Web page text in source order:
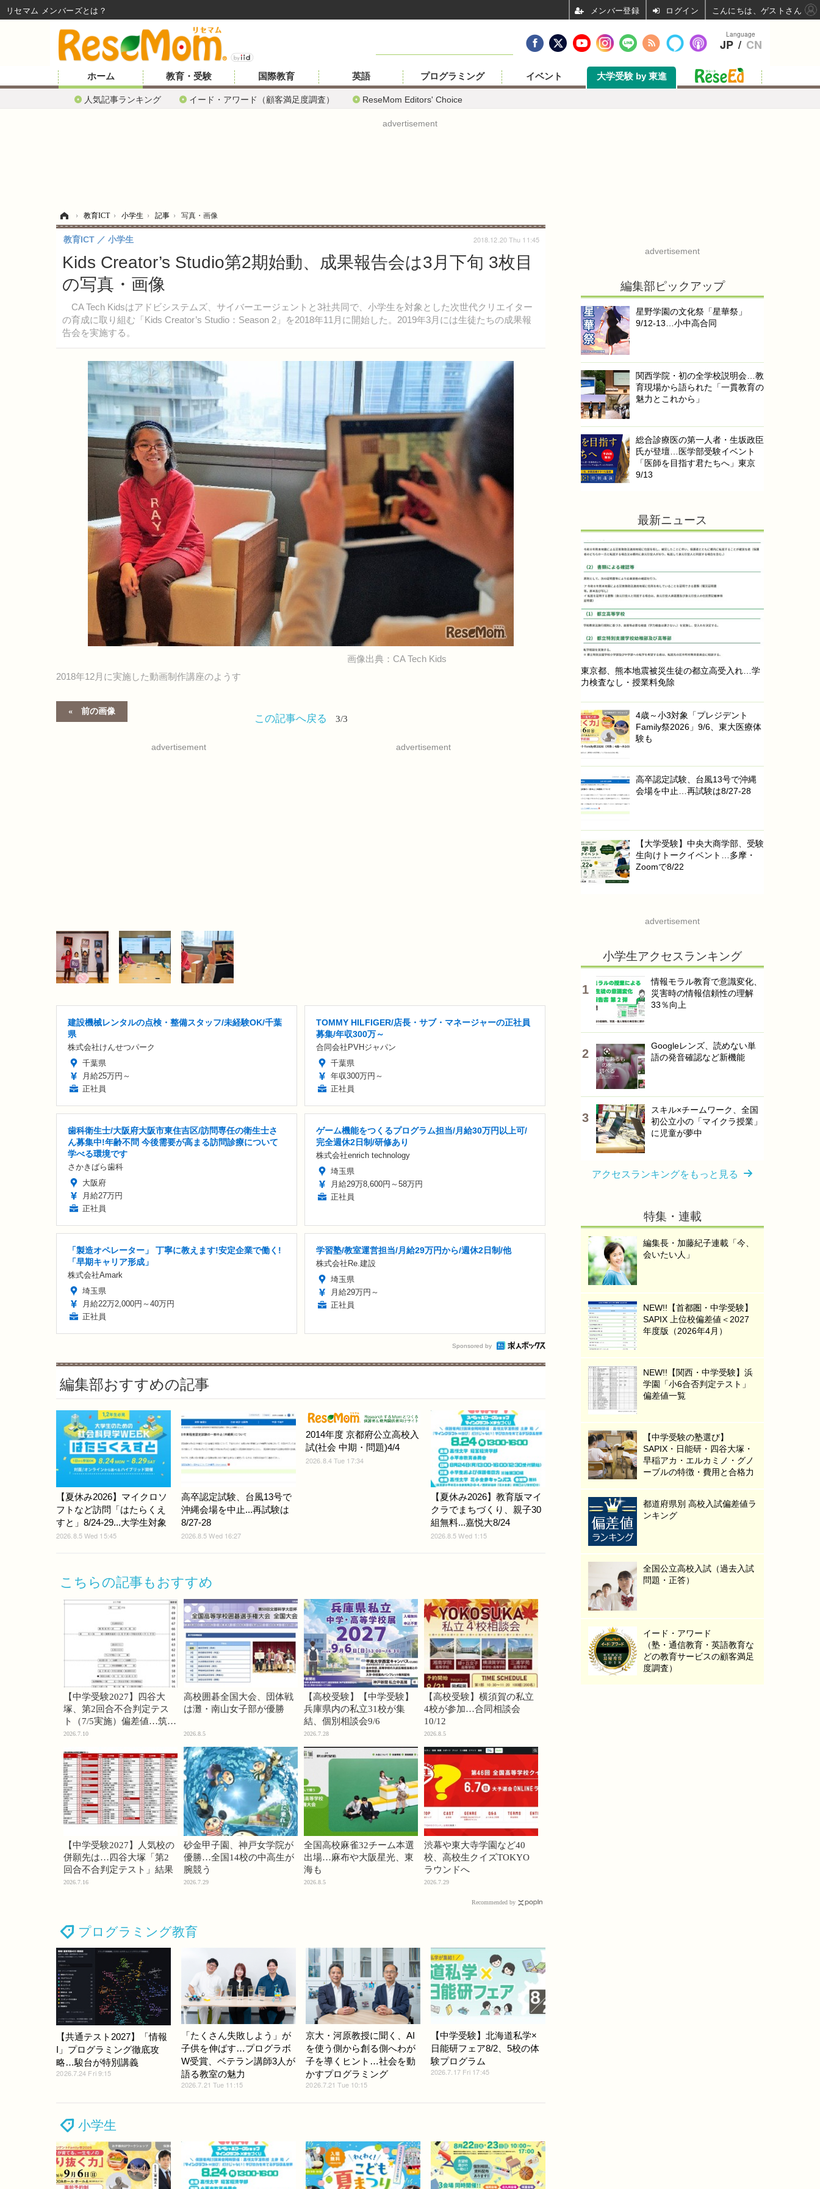
ホーム
人気記事ランキング イード・アワード（顧客満足度調査） ReseMom Editors' Choice
教育・受験 国際教育 英語 プログラミング イベント 大学受験 by 東進
advertisement
› 教育ICT › 小学生 › 記事 › 写真・画像
Kids Creator’s Studio第2期始動、成果報告会は3月下旬 3枚目
の写真・画像
CA Tech Kidsはアドビシステムズ、サイバーエージェントと3社共同で、小学生を対象とした次世代クリエイター
の育成に取り組む「Kids Creator’s Studio：Season 2」を2018年11月に開始した。2019年3月には生徒たちの成果報
告会を実施する。
教育ICT 小学生 2018.12.20 Thu 11:45
画像出典：CA Tech Kids
2018年12月に実施した動画制作講座のようす
前の画像
この記事へ戻る 3/3
advertisement advertisement
建設機械レンタルの点検・整備スタッフ/未経験OK/千葉
県
株式会社けんせつパーク
千葉県
月給25万円～
正社員
TOMMY HILFIGER/店長・サブ・マネージャーの正社員
募集/年収300万～
合同会社PVHジャパン
千葉県
年収300万円～
正社員
歯科衛生士/大阪府大阪市東住吉区/訪問専任の衛生士さ
ん募集中!年齢不問 今後需要が高まる訪問診療について
学べる環境です
さかきばら歯科
大阪府
月給27万円
正社員
ゲーム機能をつくるプログラム担当/月給30万円以上可/
完全週休2日制/研修あり
株式会社enrich technology
埼玉県
月給29万8,600円～58万円
正社員
「製造オペレーター」 丁寧に教えます!安定企業で働く!
「早期キャリア形成」
株式会社Amark
埼玉県
月給22万2,000円～40万円
正社員
学習塾/教室運営担当/月給29万円から/週休2日制/他
株式会社Re.建設
埼玉県
月給29万円～
正社員
Sponsored by
編集部おすすめの記事
【夏休み2026】マイクロソ
フトなど訪問「はたらくえ
すと」8/24-29...大学生対象
2026.8.5 Wed 15:45
高卒認定試験、台風13号で
沖縄会場を中止...再試験は
8/27-28
2026.8.5 Wed 16:27
2014年度 京都府公立高校入
試(社会 中期・問題)4/4
2026.8.4 Tue 17:34
【夏休み2026】教育版マイ
クラでまちづくり、親子30
組無料...嘉悦大8/24
2026.8.5 Wed 1:15
こちらの記事もおすすめ
【中学受験2027】四谷大
塚、第2回合不合判定テス
ト（7/5実施）偏差値…筑駒
74・桜蔭70＜PR＞
2026.7.10
高校囲碁全国大会、団体戦
は灘・南山女子部が優勝
2026.8.5
【高校受験】【中学受験】
兵庫県内の私立31校が集
結、個別相談会9/6
2026.7.28
【高校受験】横須賀の私立
4校が参加…合同相談会
10/12
2026.8.5
【中学受験2027】人気校の
併願先は…四谷大塚「第2
回合不合判定テスト」結果
2026.7.16
砂金甲子園、神戸女学院が
優勝…全国14校の中高生が
腕競う
2026.7.29
全国高校麻雀32チーム本選
出場…麻布や大阪星光、東
海も
2026.8.5
渋幕や東大寺学園など40
校、高校生クイズTOKYO
ラウンドへ
2026.7.29
Recommended by
プログラミング教育
【共通テスト2027】「情報
I」プログラミング徹底攻
略…駿台が特別講義
2026.7.24 Fri 9:15
「たくさん失敗しよう」が
子供を伸ばす…プログラボ
W受賞、ベテラン講師3人が
語る教室の魅力
2026.7.21 Tue 11:15
京大・河原教授に聞く、AI
を使う側から創る側へわが
子を導くヒント…社会を動
かすプログラミング
2026.7.21 Tue 10:15
【中学受験】北海道私学×
日能研フェア8/2、5校の体
験プログラム
2026.7.17 Fri 17:45
小学生
advertisement
編集部ピックアップ
星野学園の文化祭「星華祭」
9/12-13…小中高合同
関西学院・初の全学校説明会…教
育現場から語られた「一貫教育の
魅力とこれから」
総合診療医の第一人者・生坂政臣
氏が登壇…医学部受験イベント
「医師を目指す君たちへ」東京
9/13
最新ニュース
東京都、熊本地震被災生徒の都立高受入れ…学
力検査なし・授業料免除
4歳～小3対象「プレジデント
Family祭2026」9/6、東大医療体
験も
高卒認定試験、台風13号で沖縄
会場を中止…再試験は8/27-28
【大学受験】中央大商学部、受験
生向けトークイベント…多摩・
Zoomで8/22
advertisement
小学生アクセスランキング
情報モラル教育で意識変化、
災害時の情報信頼性の理解
33％向上
Googleレンズ、読めない単
語の発音確認など新機能
スキル×チームワーク、全国
初公立小の「マイクラ授業」
に児童が夢中
アクセスランキングをもっと見る
特集・連載
編集長・加藤紀子連載「今、
会いたい人」
NEW!!【首都圏・中学受験】
SAPIX 上位校偏差値＜2027
年度版（2026年4月）
NEW!!【関西・中学受験】浜
学園「小6合否判定テスト」
偏差値一覧
【中学受験の塾選び】
SAPIX・日能研・四谷大塚・
早稲アカ・エルカミノ・グノ
ーブルの特徴・費用と合格力
都道府県別 高校入試偏差値ラ
ンキング
全国公立高校入試（過去入試
問題・正答）
イード・アワード
（塾・通信教育・英語教育な
どの教育サービスの顧客満足
度調査）
Language
JP / CN
リセマム メンバーズ ログイン こんにちは、ゲストさん